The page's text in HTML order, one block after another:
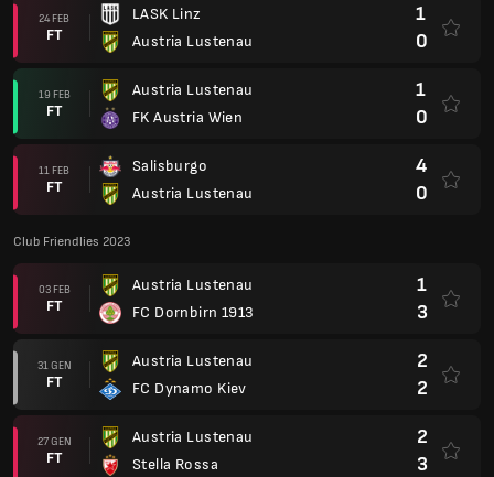
24 FEB
FT
LASK Linz
Austria Lustenau
1
0
19 FEB
FT
Austria Lustenau
FK Austria Wien
1
0
11 FEB
FT
Salisburgo
Austria Lustenau
4
0
Club Friendlies 2023
03 FEB
FT
Austria Lustenau
FC Dornbirn 1913
1
3
31 GEN
FT
Austria Lustenau
FC Dynamo Kiev
2
2
27 GEN
FT
Austria Lustenau
Stella Rossa
2
3